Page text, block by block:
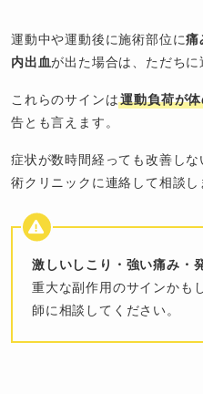
運動中や運動後に施術部位に痛
内出血が出た場合は、ただちに
これらのサインは運動負荷が
告とも言えます。
症状が数時間経っても改善し
術クリニックに連絡して相談し
激しいしこり・強い痛み・
重大な副作用のサインかも
師に相談してください。